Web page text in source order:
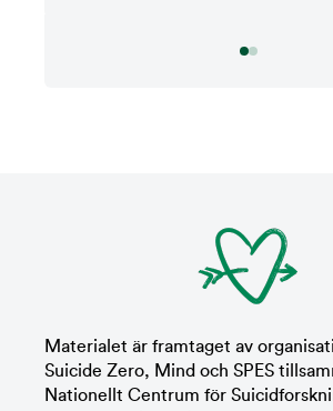
Materialet är framtaget av
Suicide Zero, Mind och SPES
Nationellt Centrum för